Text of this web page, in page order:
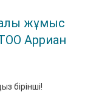
жұмыс
Арриан
бірінші!